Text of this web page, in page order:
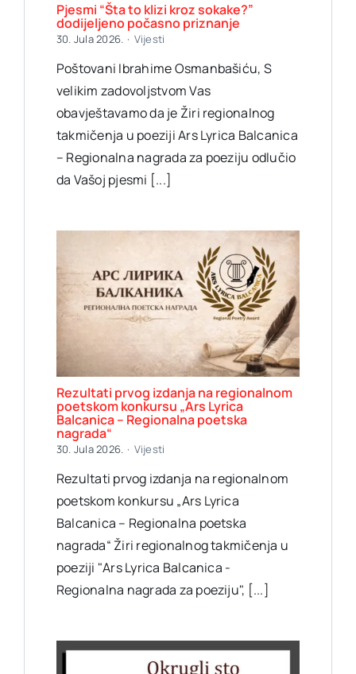
Pjesmi “Šta to klizi kroz sokake?”
dodijeljeno počasno priznanje
30. Jula 2026. · Vijesti
Poštovani Ibrahime Osmanbašiću, S
velikim zadovoljstvom Vas
obavještavamo da je Žiri regionalnog
takmičenja u poeziji Ars Lyrica Balcanica
– Regionalna nagrada za poeziju odlučio
da Vašoj pjesmi [...]
Rezultati prvog izdanja na regionalnom
poetskom konkursu „Ars Lyrica
Balcanica – Regionalna poetska
nagrada“
30. Jula 2026. · Vijesti
Rezultati prvog izdanja na regionalnom
poetskom konkursu „Ars Lyrica
Balcanica – Regionalna poetska
nagrada“ Žiri regionalnog takmičenja u
poeziji "Ars Lyrica Balcanica -
Regionalna nagrada za poeziju", [...]